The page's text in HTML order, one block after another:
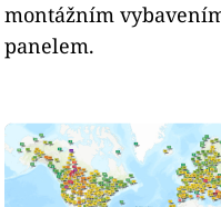
montážním
panelem.